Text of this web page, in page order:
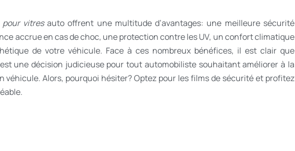
vitresauto offrent une multitude d’avantages: une meilleure sécurité
accrue en cas de choc, une protection contre les UV, un confort climatique
de votre véhicule. Face à ces nombreux bénéfices, il est clair que
une décision judicieuse pour tout automobiliste souhaitant améliorer à la
véhicule. Alors, pourquoi hésiter? Optez pour les films de sécurité et profitez